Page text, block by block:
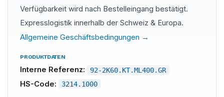
Verfügbarkeit wird nach Bestelleingang bestätigt.
Expresslogistik innerhalb der Schweiz & Europa.
Allgemeine Geschäftsbedingungen →
PRODUKTDATEN
Interne Referenz: 92-2K60.KT.ML400.GR
HS-Code: 3214.1000